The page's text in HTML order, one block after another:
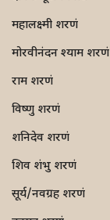
महालक्ष्मी शरणं
मोरवीनंदन श्याम शरणं
राम शरणं
विष्णु शरणं
शनिदेव शरणं
शिव शंभु शरणं
सूर्य/नवग्रह शरणं